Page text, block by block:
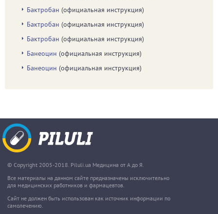
Бактробан (официальная инструкция)
Бактробан (официальная инструкция)
Бактробан (официальная инструкция)
Банеоцин (официальная инструкция)
Банеоцин (официальная инструкция)
© Copyright 2005-2018. Piluli.ua Медицина от А до Я.
Все материалы на данном сайте предназначены исключительно
для медицинских работников и фармацевтов.
Сайт не должен быть использован как источник информации по
самолечению.